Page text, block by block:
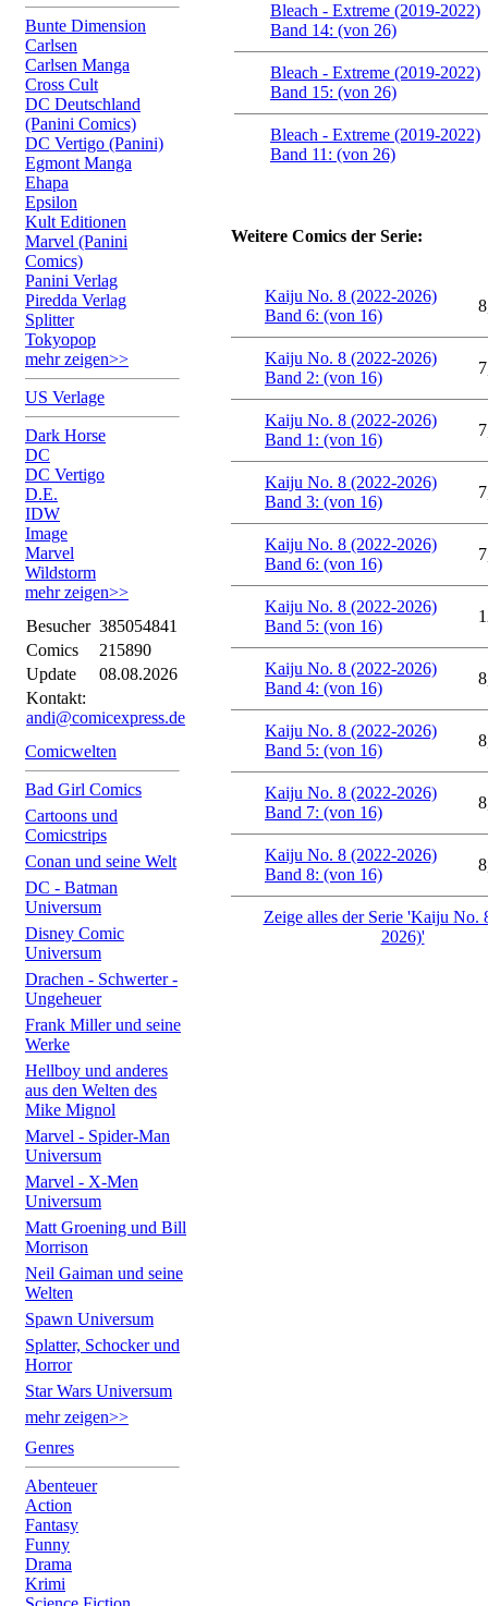
Bunte Dimension
Carlsen
Carlsen Manga
Cross Cult
DC Deutschland
(Panini Comics)
DC Vertigo (Panini)
Egmont Manga
Ehapa
Epsilon
Kult Editionen
Marvel (Panini
Comics)
Panini Verlag
Piredda Verlag
Splitter
Tokyopop
mehr zeigen>>
US Verlage
Dark Horse
DC
DC Vertigo
D.E.
IDW
Image
Marvel
Wildstorm
mehr zeigen>>
Besucher 385054841
Comics
215890
Update
08.08.2026
Kontakt:
andi@comicexpress.de
Comicwelten
Bad Girl Comics
Cartoons und
Comicstrips
Conan und seine Welt
DC - Batman
Universum
Disney Comic
Universum
Drachen - Schwerter -
Ungeheuer
Frank Miller und seine
Werke
Hellboy und anderes
aus den Welten des
Mike Mignol
Marvel - Spider-Man
Universum
Marvel - X-Men
Universum
Matt Groening und Bill
Morrison
Neil Gaiman und seine
Welten
Spawn Universum
Splatter, Schocker und
Horror
Star Wars Universum
mehr zeigen>>
Genres
Abenteuer
Action
Fantasy
Funny
Drama
Krimi
Bleach - Extreme (2019-2022)
Band 14: (von 26)
Bleach - Extreme (2019-2022)
Band 15: (von 26)
Bleach - Extreme (2019-2022)
Band 11: (von 26)
Weitere Comics der Serie:
Kaiju No. 8 (2022-2026)
Band 6: (von 16)
Kaiju No. 8 (2022-2026)
Band 2: (von 16)
Kaiju No. 8 (2022-2026)
Band 1: (von 16)
Kaiju No. 8 (2022-2026)
Band 3: (von 16)
Kaiju No. 8 (2022-2026)
Band 6: (von 16)
Kaiju No. 8 (2022-2026)
Band 5: (von 16)
Kaiju No. 8 (2022-2026)
Band 4: (von 16)
Kaiju No. 8 (2022-2026)
Band 5: (von 16)
Kaiju No. 8 (2022-2026)
Band 7: (von 16)
Kaiju No. 8 (2022-2026)
Band 8: (von 16)
Zeige alles der Serie 'Kaiju No.
2026)'